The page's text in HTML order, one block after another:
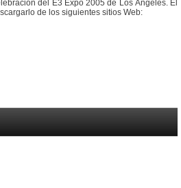
del E3 Expo 2005 de Los Ángeles. El
de los siguientes sitios Web: